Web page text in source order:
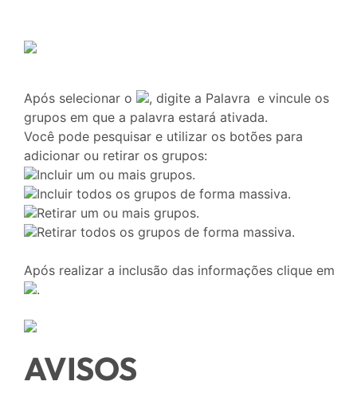
Após selecionar o , digite a Palavra e vincule os
grupos em que a palavra estará ativada.
Você pode pesquisar e utilizar os botões para
adicionar ou retirar os grupos:
Incluir um ou mais grupos.
Incluir todos os grupos de forma massiva.
Retirar um ou mais grupos.
Retirar todos os grupos de forma massiva.
Após realizar a inclusão das informações clique em
.
AVISOS